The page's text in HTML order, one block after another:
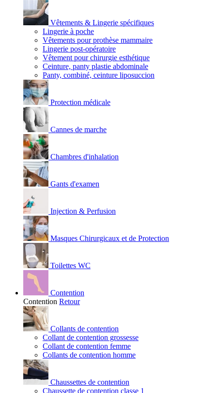
Vêtements & Lingerie spécifiques
Lingerie à poche
Vêtements pour prothèse mammaire
Lingerie post-opératoire
Vêtement pour chirurgie esthétique
Ceinture, panty plastie abdominale
Panty, combiné, ceinture liposuccion
Protection médicale
Cannes de marche
Chambres d'inhalation
Gants d'examen
Injection & Perfusion
Masques Chirurgicaux et de Protection
Toilettes WC
Contention
Contention Retour
Collants de contention
Collant de contention grossesse
Collant de contention femme
Collants de contention homme
Chaussettes de contention
Chaussette de contention classe 1